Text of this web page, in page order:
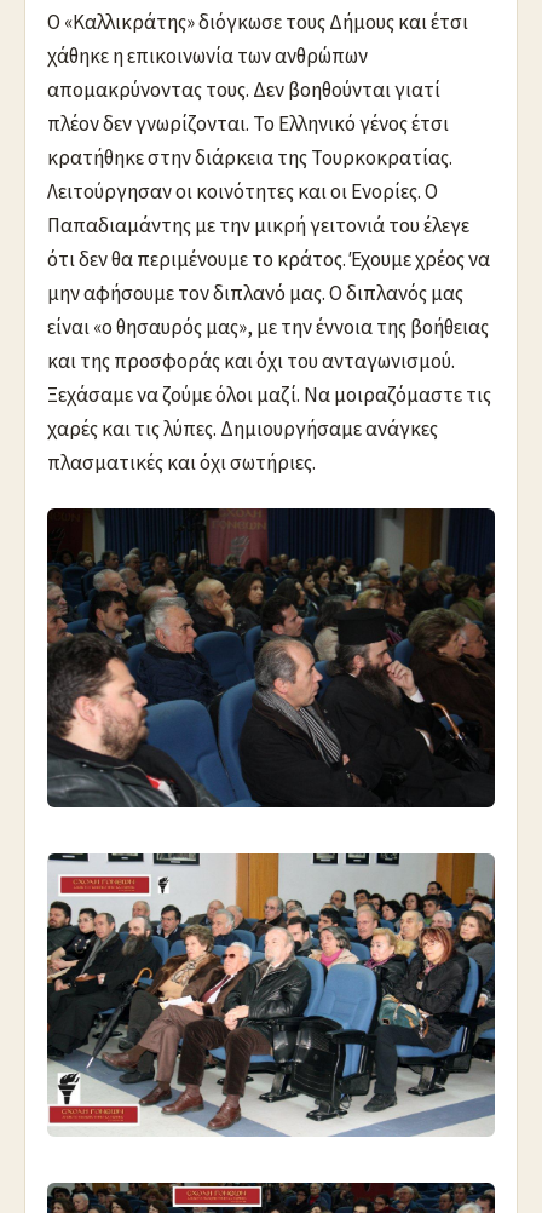
Ο «Καλλικράτης» διόγκωσε τους Δήμους και έτσι
χάθηκε η επικοινωνία των ανθρώπων
απομακρύνοντας τους. Δεν βοηθούνται γιατί
πλέον δεν γνωρίζονται. Το Ελληνικό γένος έτσι
κρατήθηκε στην διάρκεια της Τουρκοκρατίας.
Λειτούργησαν οι κοινότητες και οι Ενορίες. Ο
Παπαδιαμάντης με την μικρή γειτονιά του έλεγε
ότι δεν θα περιμένουμε το κράτος. Έχουμε χρέος να
μην αφήσουμε τον διπλανό μας. Ο διπλανός μας
είναι «ο θησαυρός μας», με την έννοια της βοήθειας
και της προσφοράς και όχι του ανταγωνισμού.
Ξεχάσαμε να ζούμε όλοι μαζί. Να μοιραζόμαστε τις
χαρές και τις λύπες. Δημιουργήσαμε ανάγκες
πλασματικές και όχι σωτήριες.